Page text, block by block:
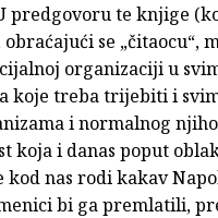
predgovoru te knjige
obraćajući se „čitaocu“,
organizaciji u
koje treba trijebiti i
i normalnog
koja i danas poput
nas rodi kakav
bi ga premlatili,